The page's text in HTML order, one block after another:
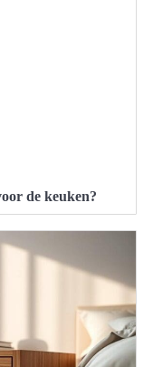
de keuken?